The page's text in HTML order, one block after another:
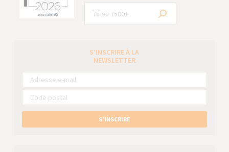
S’INSCRIRE À LA
NEWSLETTER
S’INSCRIRE